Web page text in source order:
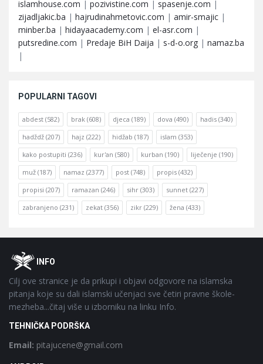
islamhouse.com | pozivistine.com | spasenje.com |
zijadljakic.ba | hajrudinahmetovic.com | amir-smajic |
minber.ba | hidayaacademy.com | el-asr.com |
putsredine.com | Predaje BiH Daija | s-d-o.org | namaz.ba
|
POPULARNI TAGOVI
abdest (582) brak (608) djeca (189) dova (490) hadis (340)
hadždž (207) hajz (222) hidžab (187) islam (353)
kako postupiti (236) kur'an (580) kurban (190) liječenje (190)
muž (187) namaz (2377) post (748) propis (432)
propisi (207) ramazan (246) sihr (303) sunnet (227)
zabranjeno (231) zekat (356) zikr (229) žena (433)
FooterOINFO
Cilj ove stranice je da prikupi i objavi odgovore na islamska
pitanja koje su dali islamski učenjaci sve četiri pravne škole-
mezheba...čitaj više u izborniku na linku Info.
TEHNIČKA PODRŠKA
Email: pitajucene@gmail.com